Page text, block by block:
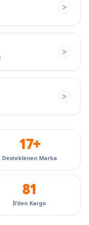
17+
Desteklenen Marka
81
İl'den Kargo